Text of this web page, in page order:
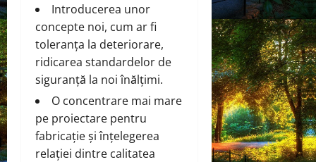
Introducerea unor
concepte noi, cum ar fi
toleranța la deteriorare,
ridicarea standardelor de
siguranță la noi înălțimi.
O concentrare mai mare
pe proiectare pentru
fabricație și înțelegerea
relației dintre calitatea